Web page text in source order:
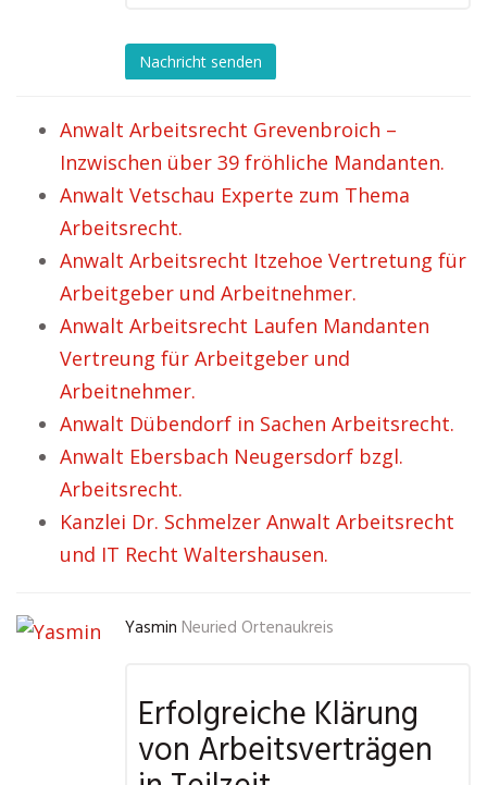
Nachricht senden
Anwalt Arbeitsrecht Grevenbroich –
Inzwischen über 39 fröhliche Mandanten.
Anwalt Vetschau Experte zum Thema
Arbeitsrecht.
Anwalt Arbeitsrecht Itzehoe Vertretung für
Arbeitgeber und Arbeitnehmer.
Anwalt Arbeitsrecht Laufen Mandanten
Vertreung für Arbeitgeber und
Arbeitnehmer.
Anwalt Dübendorf in Sachen Arbeitsrecht.
Anwalt Ebersbach Neugersdorf bzgl.
Arbeitsrecht.
Kanzlei Dr. Schmelzer Anwalt Arbeitsrecht
und IT Recht Waltershausen.
Yasmin Neuried Ortenaukreis
Erfolgreiche Klärung
von Arbeitsverträgen